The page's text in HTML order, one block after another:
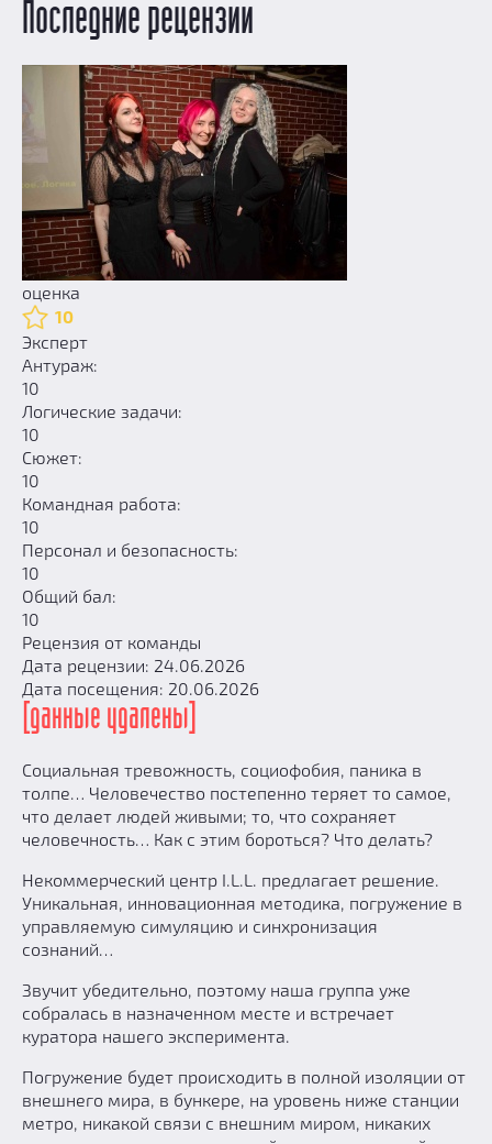
Последние рецензии
оценка
10
Эксперт
Антураж:
10
Логические задачи:
10
Сюжет:
10
Командная работа:
10
Персонал и безопасность:
10
Общий бал:
10
Рецензия от команды
Дата рецензии: 24.06.2026
Дата посещения: 20.06.2026
[данные удалены]
Социальная тревожность, социофобия, паника в
толпе… Человечество постепенно теряет то самое,
что делает людей живыми; то, что сохраняет
человечность… Как с этим бороться? Что делать?
Некоммерческий центр I.L.L. предлагает решение.
Уникальная, инновационная методика, погружение в
управляемую симуляцию и синхронизация
сознаний…
Звучит убедительно, поэтому наша группа уже
собралась в назначенном месте и встречает
куратора нашего эксперимента.
Погружение будет происходить в полной изоляции от
внешнего мира, в бункере, на уровень ниже станции
метро, никакой связи с внешним миром, никаких